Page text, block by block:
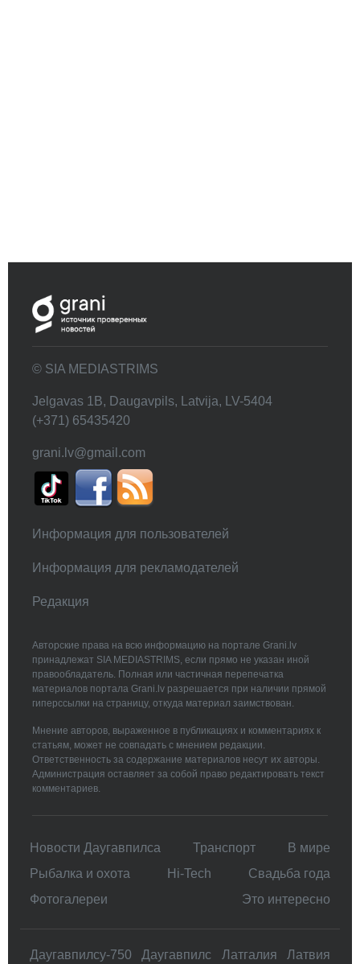
© SIA MEDIASTRIMS
Jelgavas 1B, Daugavpils, Latvija, LV-5404
(+371) 65435420
grani.lv@gmail.com
Информация для пользователей
Информация для рекламодателей
Редакция
Авторские права на всю информацию на портале Grani.lv
принадлежат SIA MEDIASTRIMS, если прямо не указан иной
правообладатель. Полная или частичная перепечатка
материалов портала Grani.lv разрешается при наличии прямой
гиперссылки на страницу, откуда материал заимствован.
Мнение авторов, выраженное в публикациях и комментариях к
статьям, может не совпадать с мнением редакции.
Ответственность за содержание материалов несут их авторы.
Администрация оставляет за собой право редактировать текст
комментариев.
Новости Даугавпилса Транспорт
В мире
Рыбалка и охота
Hi-Tech
Свадьбa года
Фотогалереи
Это интересно
Даугавпилсу-750 Даугавпилс Латгалия Латвия